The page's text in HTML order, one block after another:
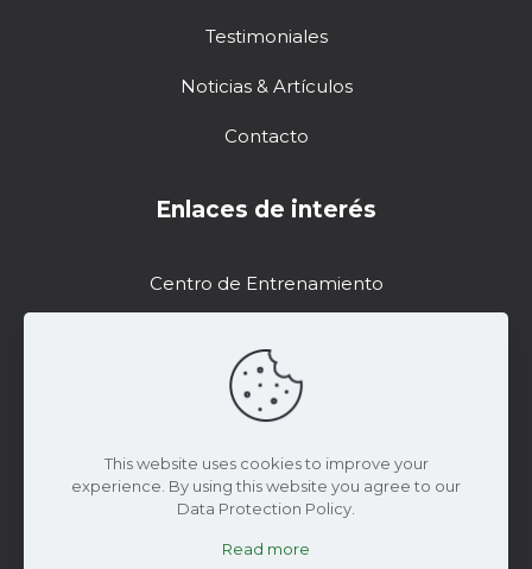
Testimoniales
Noticias & Artículos
Contacto
Enlaces de interés
Centro de Entrenamiento
Recursos de Marketing
This website uses cookies to improve your
experience. By using this website you agree to our
Data Protection Policy.
Read more